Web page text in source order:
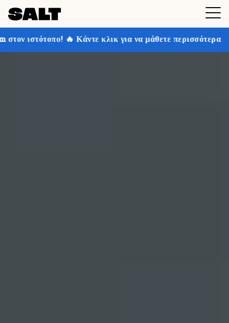
κλικ για να μάθετε περισσότερα Κερδίστε έως και